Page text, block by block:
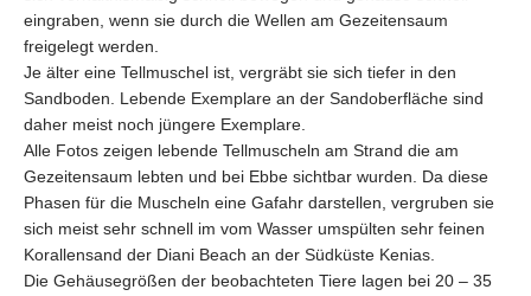
eingraben, wenn sie durch die Wellen am Gezeitensaum
freigelegt werden.
Je älter eine Tellmuschel ist, vergräbt sie sich tiefer in den
Sandboden. Lebende Exemplare an der Sandoberfläche sind
daher meist noch jüngere Exemplare.
Alle Fotos zeigen lebende Tellmuscheln am Strand die am
Gezeitensaum lebten und bei Ebbe sichtbar wurden. Da diese
Phasen für die Muscheln eine Gafahr darstellen, vergruben sie
sich meist sehr schnell im vom Wasser umspülten sehr feinen
Korallensand der Diani Beach an der Südküste Kenias.
Die Gehäusegrößen der beobachteten Tiere lagen bei 20 – 35